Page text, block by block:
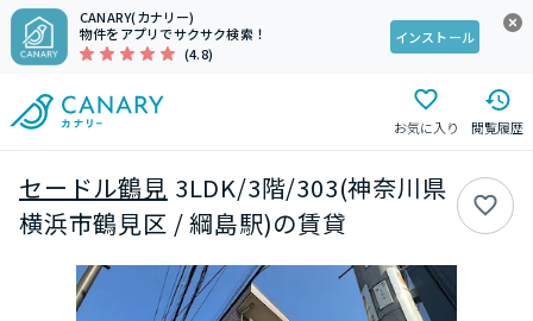
CANARY(カナリー)
物件をアプリでサクサク検索！
(4.8)
インストール
お気に入り 閲覧履歴
セードル鶴見 3LDK/3階/303(神奈川県
横浜市鶴見区 / 綱島駅)の賃貸